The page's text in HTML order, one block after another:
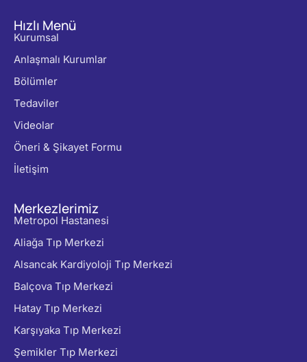
Hızlı Menü
Kurumsal
Anlaşmalı Kurumlar
Bölümler
Tedaviler
Videolar
Öneri & Şikayet Formu
İletişim
Merkezlerimiz
Metropol Hastanesi
Aliağa Tıp Merkezi
Alsancak Kardiyoloji Tıp Merkezi
Balçova Tıp Merkezi
Hatay Tıp Merkezi
Karşıyaka Tıp Merkezi
Şemikler Tıp Merkezi